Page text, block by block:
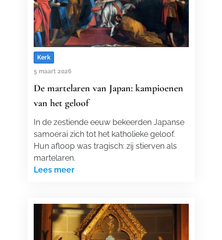
Kerk
5 maart 2026
De martelaren van Japan: kampioenen
van het geloof
In de zestiende eeuw bekeerden Japanse
samoerai zich tot het katholieke geloof.
Hun afloop was tragisch: zij stierven als
martelaren.
Lees meer